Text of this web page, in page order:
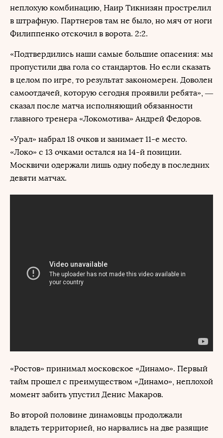
неплохую комбинацию, Наир Тикнизян прострелил
в штрафную. Партнеров там не было, но мяч от ноги
Филиппенко отскочил в ворота. 2:2.
«Подтвердились наши самые большие опасения: мы
пропустили два гола со стандартов. Но если сказать
в целом по игре, то результат закономерен. Доволен
самоотдачей, которую сегодня проявили ребята», —
сказал после матча исполняющий обязанности
главного тренера «Локомотива» Андрей Федоров.
«Урал» набрал 18 очков и занимает 11-е место.
«Локо» с 13 очками остался на 14-й позиции.
Москвичи одержали лишь одну победу в последних
девяти матчах.
«Ростов» принимал московское «Динамо». Первый
тайм прошел с преимуществом «Динамо», неплохой
момент забить упустил Денис Макаров.
Во второй половине динамовцы продолжали
владеть территорией, но нарвались на две разящие